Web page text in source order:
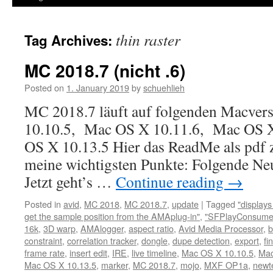
Tag Archives: thin raster
MC 2018.7 (nicht .6)
Posted on 1. January 2019byschuehlieh
MC 2018.7 läuft auf folgenden
10.10.5, Mac OS X 10.11.6, Mac OS
OS X 10.13.5 Hier das ReadMe als pdf
meine wichtigsten Punkte: Folgende
Jetzt geht’s … Continue reading →
Posted in avid, MC 2018, MC 2018.7, update | Tagged
get the sample position from the AMAplug-in",
16k, 3D warp, AMAlogger, aspect ratio, Avid Media Processor,
constraint, correlation tracker, dongle, dupe detection, export,
frame rate, insert edit, IRE, live timeline, Mac OS X 10.10.5,
Mac OS X 10.13.5, marker, MC 2018.7, mojo, MXF OP1a,